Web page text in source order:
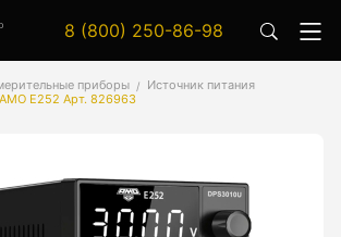
8 (800) 250-86-98
приборы
Источник питания
E252 Арт. 826963
к геодезическим приборам
сигналов